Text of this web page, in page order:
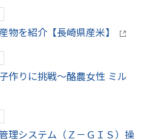
物を紹介【長崎県産米】
作りに挑戦～酪農女性 ミル
理システム（Ｚ－ＧＩＳ）操